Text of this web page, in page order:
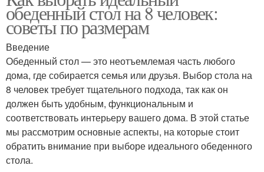
обеденный стол на 8 человек:
советы по размерам
Введение
Обеденный стол — это неотъемлемая часть любого
дома, где собирается семья или друзья. Выбор стола на
8 человек требует тщательного подхода, так как он
должен быть удобным, функциональным и
соответствовать интерьеру вашего дома. В этой статье
мы рассмотрим основные аспекты, на которые стоит
обратить внимание при выборе идеального обеденного
стола.